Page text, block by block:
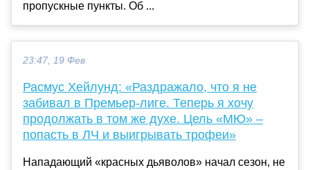
пропускные пункты. Об ...
23:47, 19 Фев
Расмус Хейлунд: «Раздражало, что я не
забивал в Премьер-лиге. Теперь я хочу
продолжать в том же духе. Цель «МЮ» –
попасть в ЛЧ и выигрывать трофеи»
Нападающий «красных дьяволов» начал сезон, не